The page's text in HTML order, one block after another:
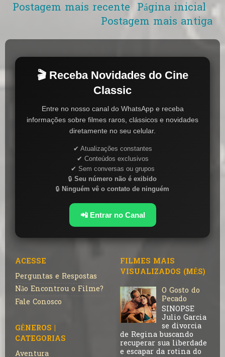
Postagem mais recente
Postagem mais antiga
Página inicial
🎬 Receba Novidades do Cine
Classic
Entre no nosso canal do WhatsApp e receba
informações sobre filmes raros, clássicos e novidades
diretamente no seu celular.
✔ Atualizações constantes
✔ Conteúdos exclusivos
✔ Sem conversas ou grupos
🔒 Seu número não é exibido
🔒 Ninguém vê o contato de ninguém
📲 Entrar no Canal
ACESSE
Perguntas e Respostas
Não Encontrou o Filme?
Fale Conosco
GÊNEROS |
CATEGORIAS
Aventura
FILMES MAIS
VISUALIZADOS (MÊS)
O Gosto do
Pecado
SINOPSE
Julio Garcia
se divorcia
de Regina buscando
recuperar sua liberdade
e escapar da rotina do